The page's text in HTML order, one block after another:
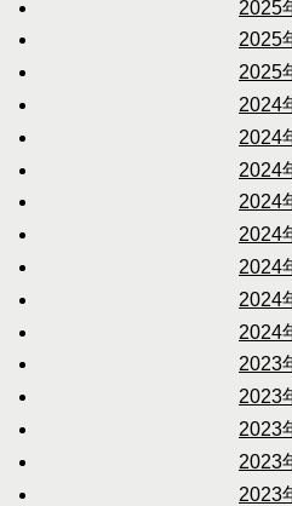
2025
2025
2025
2024
2024
2024
2024
2024
2024
2024
2024
2023
2023
2023
2023
2023